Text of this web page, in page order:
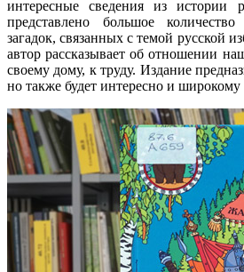
интересные сведения из истории
представлено большое
загадок, связанных с темой русской
автор рассказывает об отношении
своему дому, к труду. Издание
но также будет интересно и широкому